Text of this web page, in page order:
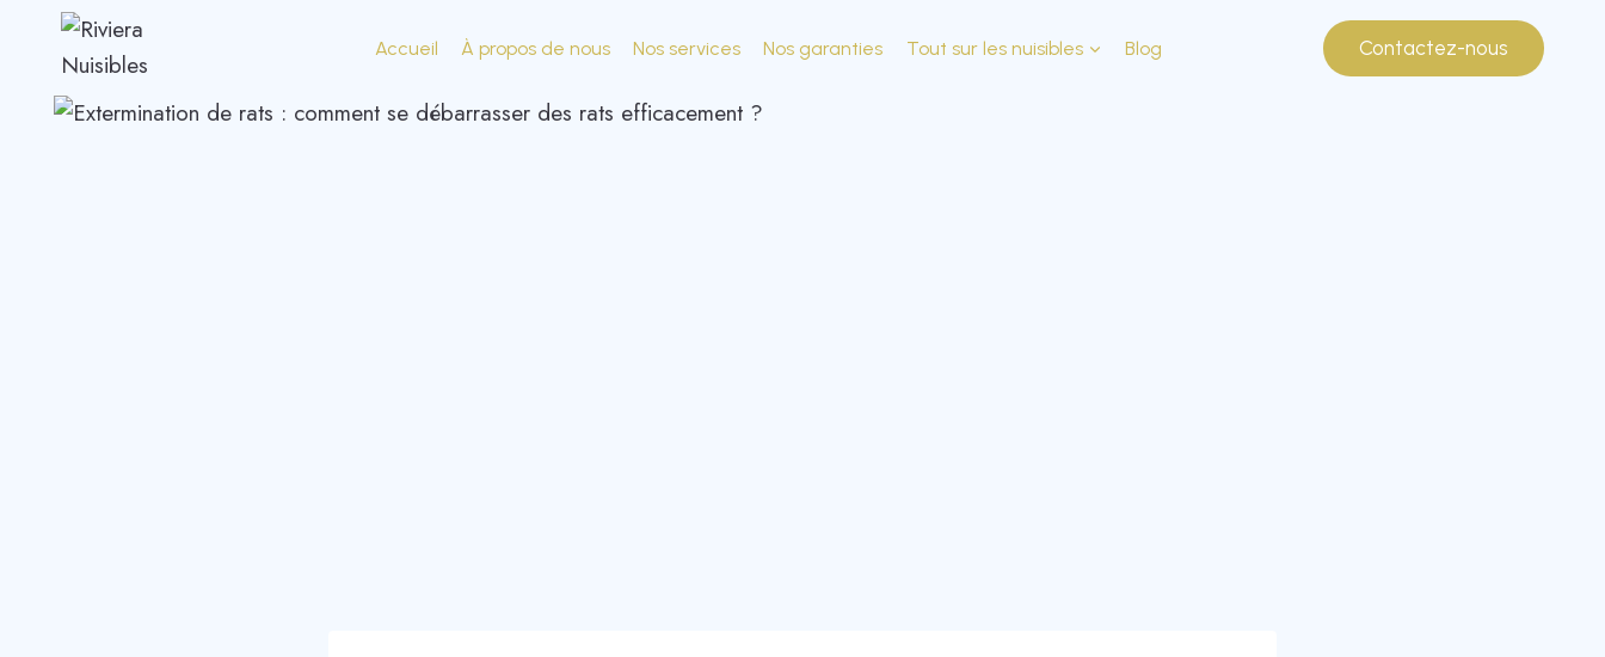
Accueil À propos de nous Nos services Nos garanties Tout sur les nuisibles Blog Contactez-nous